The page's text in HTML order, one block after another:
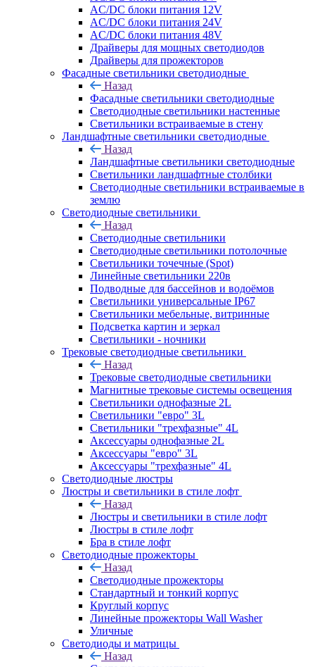
AC/DC блоки питания 12V
AC/DC блоки питания 24V
AC/DC блоки питания 48V
Драйверы для мощных светодиодов
Драйверы для прожекторов
Фасадные светильники светодиодные
Назад
Фасадные светильники светодиодные
Светодиодные светильники настенные
Светильники встраиваемые в стену
Ландшафтные светильники светодиодные
Назад
Ландшафтные светильники светодиодные
Светильники ландшафтные столбики
Светодиодные светильники встраиваемые в
землю
Светодиодные светильники
Назад
Светодиодные светильники
Светодиодные светильники потолочные
Светильники точечные (Spot)
Линейные светильники 220в
Подводные для бассейнов и водоёмов
Светильники универсальные IP67
Светильники мебельные, витринные
Подсветка картин и зеркал
Светильники - ночники
Трековые светодиодные светильники
Назад
Трековые светодиодные светильники
Магнитные трековые системы освещения
Светильники однофазные 2L
Светильники "евро" 3L
Светильники "трехфазные" 4L
Аксессуары однофазные 2L
Аксессуары "евро" 3L
Аксессуары "трехфазные" 4L
Светодиодные люстры
Люстры и светильники в стиле лофт
Назад
Люстры и светильники в стиле лофт
Люстры в стиле лофт
Бра в стиле лофт
Светодиодные прожекторы
Назад
Светодиодные прожекторы
Стандартный и тонкий корпус
Круглый корпус
Линейные прожекторы Wall Washer
Уличные
Светодиоды и матрицы
Назад